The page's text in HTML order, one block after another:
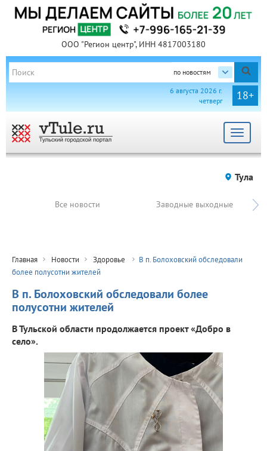
ООО "Регион центр", ИНН 4817003180
по новостям
18+
6 августа 2026 г.
четверг
Toggle
Тула
Все новости Заводные выходные
Главная Новости Здоровье
В п. Болоховский обследовали
более полусотни жителей
В п. Болоховский обследовали более
полусотни жителей
В Тульской области продолжается проект «Добро в
село».